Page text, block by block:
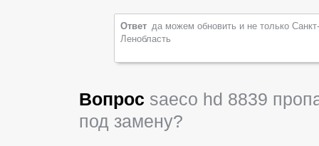
Ответ да можем обновить и не только
Ленобласть
Вопрос saeco hd 8839
под замену?